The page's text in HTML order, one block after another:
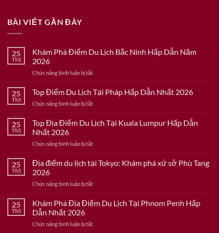
BÀI VIẾT GẦN ĐÂY
25
Th5
Khám Phá Điểm Du Lịch Bắc Ninh Hấp Dẫn Năm
2026
Chức năng bình luận bị tắtở
Phá
Điểm
Du
Bắc
Dẫn
2026
25
Th5
Top Điểm Du Lịch Tại Pháp Hấp Dẫn Nhất 2026
Chức năng bình luận bị tắtở
Điểm
Du
Tại
Hấp
2026
25
Th5
Top Địa Điểm Du Lịch Tại Kuala Lumpur Hấp Dẫn
Nhất 2026
Chức năng bình luận bị tắtở
Địa
Điểm
Lịch
Kuala
Dẫn
25
Th5
Địa điểm du lịch tại Tokyo: Khám phá xứ sở Phù Tang
2026
Chức năng bình luận bị tắtở
điểm
tại
25
Th5
Khám Phá Địa Điểm Du Lịch Tại Phnom Penh Hấp
Dẫn Nhất 2026
Chức năng bình luận bị tắtở